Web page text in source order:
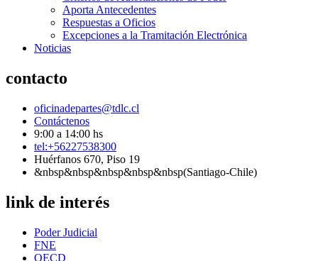
Aporta Antecedentes
Respuestas a Oficios
Excepciones a la Tramitación Electrónica
Noticias
contacto
oficinadepartes@tdlc.cl
Contáctenos
9:00 a 14:00 hs
tel:+56227538300
Huérfanos 670, Piso 19
&nbsp&nbsp&nbsp&nbsp&nbsp(Santiago-Chile)
link de interés
Poder Judicial
FNE
OECD